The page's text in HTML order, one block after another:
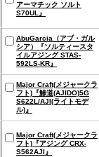
アーマチック ソルト
S70UL』
AbuGarcia（アブ・ガル
シア）『ソルティースタ
イルアジング STAS-
592LS-KR』
Major Craft(メジャークラ
フト)『鯵道(AJIDO)5G
S622L/AJI(ライトモデ
ル)』
Major Craft(メジャークラ
フト)『アジング CRX-
S562AJI』